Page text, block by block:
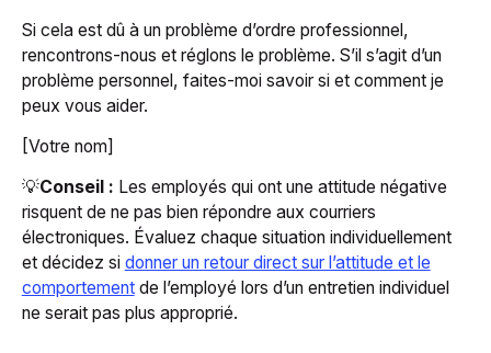
Si cela est dû à un problème d’ordre professionnel,
rencontrons-nous et réglons le problème. S’il s’agit d’un
problème personnel, faites-moi savoir si et comment je
peux vous aider.
[Votre nom]
💡Conseil : Les employés qui ont une attitude négative
risquent de ne pas bien répondre aux courriers
électroniques. Évaluez chaque situation individuellement
et décidez si donner un retour direct sur l’attitude et le
comportementde l’employé lors d’un entretien individuel
ne serait pas plus approprié.